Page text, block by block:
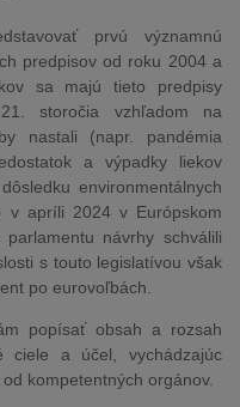
prvú významnú
predpisov od roku 2004 a
sa majú tieto predpisy
storočia vzhľadom na
nastali (napr. pandémia
a výpadky liekov
environmentálnych
v apríli 2024 v Európskom
návrhy schválili
s touto legislatívou však
po eurovoľbách.
popísať obsah a rozsah
ciele a účel, vychádzajúc
kompetentných orgánov.